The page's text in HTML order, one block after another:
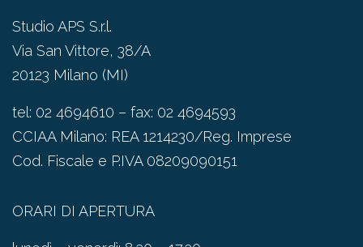
Studio APS S.r.l.
Via San Vittore, 38/A
20123 Milano (MI)
tel: 02 4694610 – fax: 02 4694593
CCIAA Milano: REA 1214230/Reg. Imprese
Cod. Fiscale e P.IVA 08209090151
ORARI DI APERTURA